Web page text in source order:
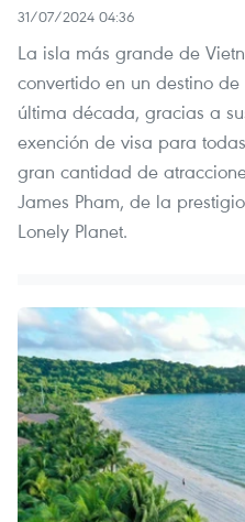
31/07/2024 04:36
La isla más grande de
convertido en un destino
última década, gracias a
exención de visa para
gran cantidad de
James Pham, de la
Lonely Planet.